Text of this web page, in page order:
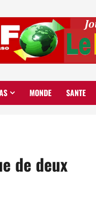
MONDE SANTE
de deux